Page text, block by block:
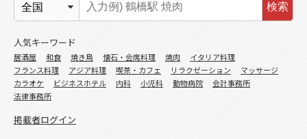
検索
人気キーワード
居酒屋 和食 焼き鳥 懐石・会席料理 焼肉
イタリア料理
フランス料理
アジア料理 喫茶・カフェ リラクゼーション
マッサージ
カラオケ
ビジネスホテル 内科 小児科 動物病院
会計事務所
法律事務所
掲載者ログイン